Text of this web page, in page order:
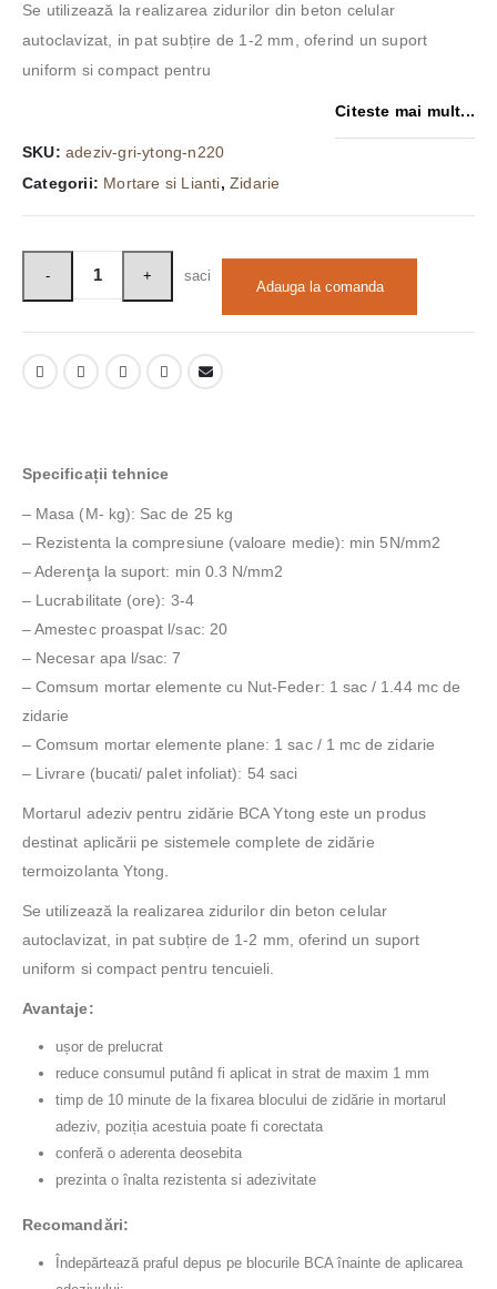
Se utilizează la realizarea zidurilor din beton celular
autoclavizat, in pat subțire de 1-2 mm, oferind un suport
uniform si compact pentru
Citeste mai mult...
SKU: adeziv-gri-ytong-n220
Categorii: Mortare si Lianti,Zidarie
saci
Adauga la comanda
Specificații tehnice
– Masa (M- kg): Sac de 25 kg
– Rezistenta la compresiune (valoare medie): min 5N/mm2
– Aderenţa la suport: min 0.3 N/mm2
– Lucrabilitate (ore): 3-4
– Amestec proaspat l/sac: 20
– Necesar apa l/sac: 7
– Comsum mortar elemente cu Nut-Feder: 1 sac / 1.44 mc de
zidarie
– Comsum mortar elemente plane: 1 sac / 1 mc de zidarie
– Livrare (bucati/ palet infoliat): 54 saci
Mortarul adeziv pentru zidărie BCA Ytong este un produs
destinat aplicării pe sistemele complete de zidărie
termoizolanta Ytong.
Se utilizează la realizarea zidurilor din beton celular
autoclavizat, in pat subțire de 1-2 mm, oferind un suport
uniform si compact pentru tencuieli.
Avantaje:
ușor de prelucrat
reduce consumul putând fi aplicat in strat de maxim 1 mm
timp de 10 minute de la fixarea blocului de zidărie in mortarul
adeziv, poziția acestuia poate fi corectata
conferă o aderenta deosebita
prezinta o înalta rezistenta si adezivitate
Recomandări:
Îndepărtează praful depus pe blocurile BCA înainte de aplicarea